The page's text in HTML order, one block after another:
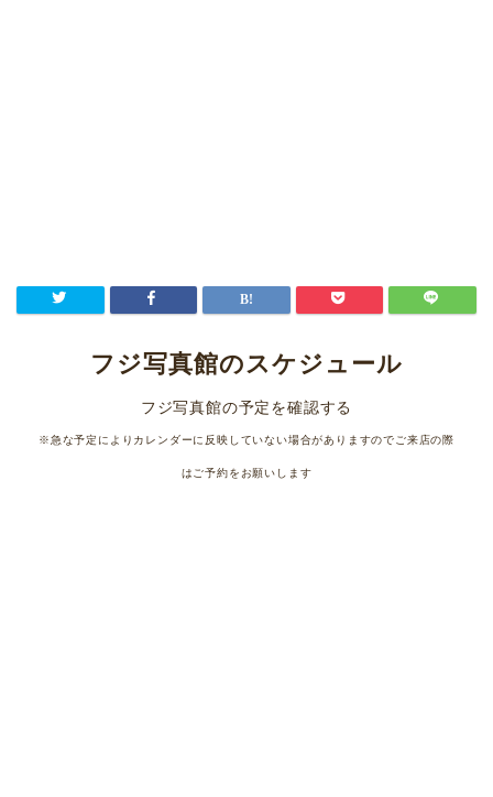
フジ写真館のスケジュール
フジ写真館の予定を確認する
※急な予定によりカレンダーに反映していない場合がありますのでご来店の際
はご予約をお願いします